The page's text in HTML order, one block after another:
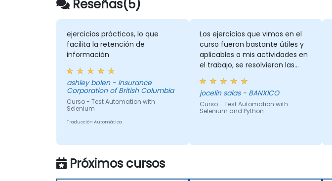
Reseñas(5)
ejercicios prácticos, lo que
facilita la retención de
información
ashley bolen - Insurance
Corporation of British Columbia
Curso - Test Automation with
Selenium
Traducción Automática
Los ejercicios que vimos en el
curso fueron bastante útiles y
aplicables a mis actividades en
el trabajo, se resolvieron las
dudas y los ejemplos
compartidos son bastante
útiles.
jocelin salas - BANXICO
Curso - Test Automation with
Selenium and Python
Próximos cursos